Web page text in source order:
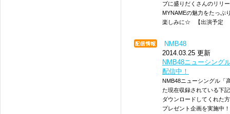
ブに盛りだくさんのリリ
MYNAMEの魅力をたっぷ
楽しみに☆ 【出演予定
NMB48
2014.03.25 更新
NMB48ニューシング
配信中！
NMB48ニューシングル「
た現在収録されている下
ダウンロードしてくれた
プレゼント企画を実施中